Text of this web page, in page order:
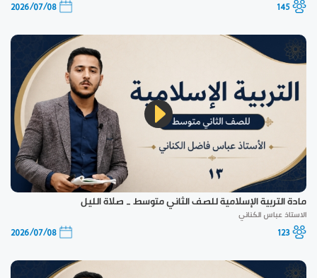
145
2026/07/08
مادة التربية الإسلامية للصف الثاني متوسط _ صلاة الليل
الاستاذ عباس الكناني
123
2026/07/08